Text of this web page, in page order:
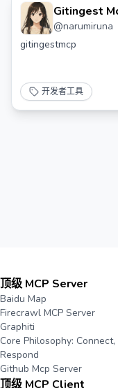
Gitingest
@narumiruna
gitingestmcp
开发者工具
顶级 MCP Server
Baidu Map
Firecrawl MCP Server
Graphiti
Core Philosophy: Connect,
Respond
Github Mcp Server
顶级 MCP Client